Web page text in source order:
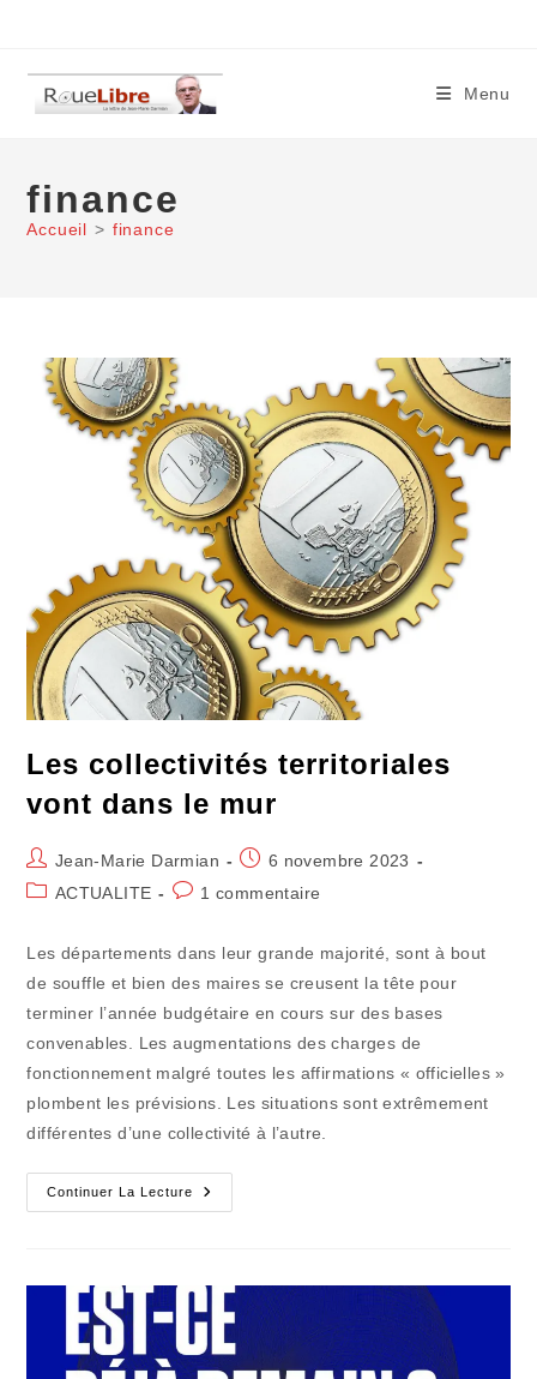
content
Menu
finance
Accueil > finance
Les collectivités territoriales
vont dans le mur
Auteur/autrice
de
Jean-Marie Darmian
Publication
publiée :
6 novembre 2023
PostACTUALITE
Commentaires
publication :
1 commentaire
Les départements dans leur grande majorité, sont à bout
de souffle et bien des maires se creusent la tête pour
terminer l’année budgétaire en cours sur des bases
convenables. Les augmentations des charges de
fonctionnement malgré toutes les affirmations « officielles »
plombent les prévisions. Les situations sont extrêmement
différentes d’une collectivité à l’autre.
Continuer La Lecture
Les
Collectivités
Mur